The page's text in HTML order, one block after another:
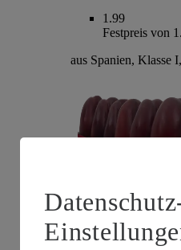
1.99
Festpreis von
aus Spanien, Klasse